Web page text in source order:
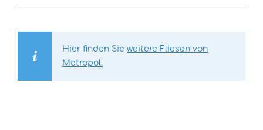
Hier finden Sieweitere Fliesen von
Metropol.